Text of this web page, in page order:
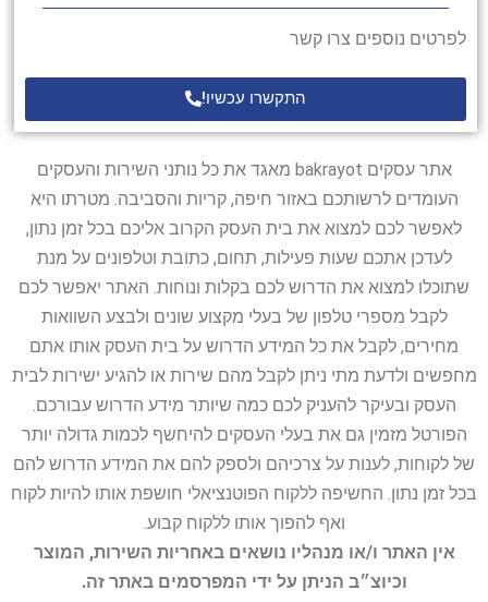
לפרטים נוספים צרו קשר
התקשרו עכשיו!
אתר עסקים bakrayot מאגד את כל נותני השירות והעסקים
העומדים לרשותכם באזור חיפה, קריות והסביבה. מטרתו היא
לאפשר לכם למצוא את בית העסק הקרוב אליכם בכל זמן נתון,
לעדכן אתכם שעות פעילות, תחום, כתובת וטלפונים על מנת
שתוכלו למצוא את הדרוש לכם בקלות ונוחות. האתר יאפשר לכם
לקבל מספרי טלפון של בעלי מקצוע שונים ולבצע השוואות
מחירים, לקבל את כל המידע הדרוש על בית העסק אותו אתם
מחפשים ולדעת מתי ניתן לקבל מהם שירות או להגיע ישירות לבית
העסק ובעיקר להעניק לכם כמה שיותר מידע הדרוש עבורכם.
הפורטל מזמין גם את בעלי העסקים להיחשף לכמות גדולה יותר
של לקוחות, לענות על צרכיהם ולספק להם את המידע הדרוש להם
בכל זמן נתון. החשיפה ללקוח הפוטנציאלי חושפת אותו להיות לקוח
ואף להפוך אותו ללקוח קבוע.
אין האתר ו/או מנהליו נושאים באחריות השירות, המוצר
וכיוצ״ב הניתן על ידי המפרסמים באתר זה.